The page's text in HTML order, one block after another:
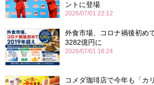
ントに登場
2026/07/01 22:12
外食市場、コロナ禍後初
3282億円に
2026/07/01 16:24
コメダ珈琲店で今年も「